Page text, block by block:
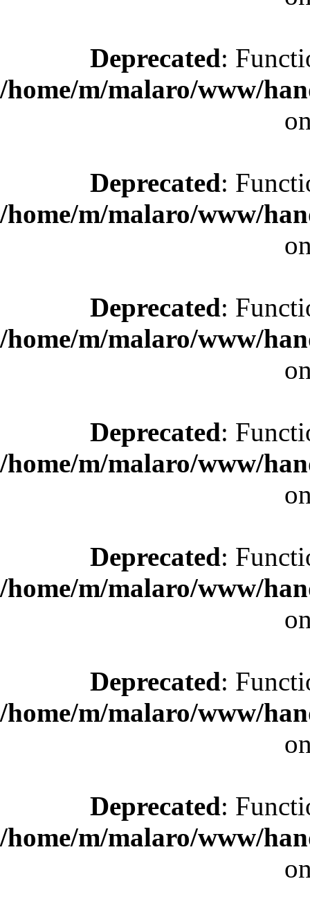
Deprecated:
/home/m/malaro/www/
Deprecated:
/home/m/malaro/www/
Deprecated:
/home/m/malaro/www/
Deprecated:
/home/m/malaro/www/
Deprecated:
/home/m/malaro/www/
Deprecated:
/home/m/malaro/www/
Deprecated:
/home/m/malaro/www/